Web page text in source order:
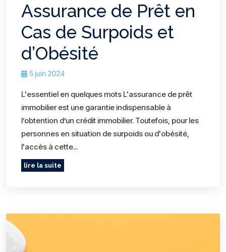
Assurance de Prêt en
Cas de Surpoids et
d’Obésité
5 juin 2024
L'essentiel en quelques mots L'assurance de prêt
immobilier est une garantie indispensable à
l’obtention d’un crédit immobilier. Toutefois, pour les
personnes en situation de surpoids ou d'obésité,
l'accès à cette...
lire la suite